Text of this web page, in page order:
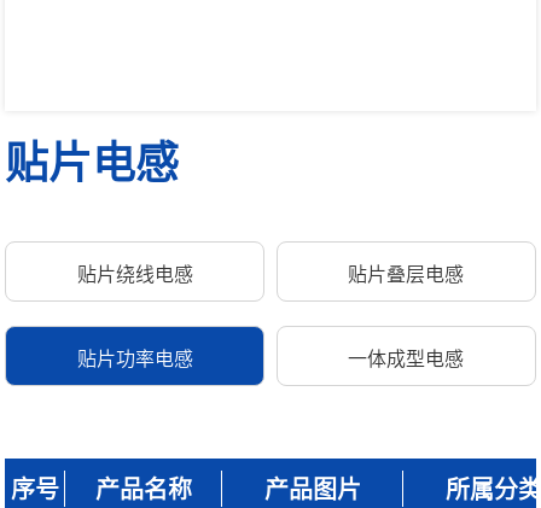
贴片电感
贴片绕线电感 贴片叠层电感
贴片功率电感 一体成型电感
序号 产品名称 产品图片 所属分